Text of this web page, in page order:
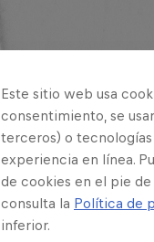
Este sitio web usa
consentimiento, se
terceros) o
experiencia en línea.
de cookies en el pie
consulta la Política de
inferior.